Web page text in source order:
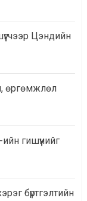
Цэндийн
өргөмжлөл
гишүүнийг
бүртгэлтийн